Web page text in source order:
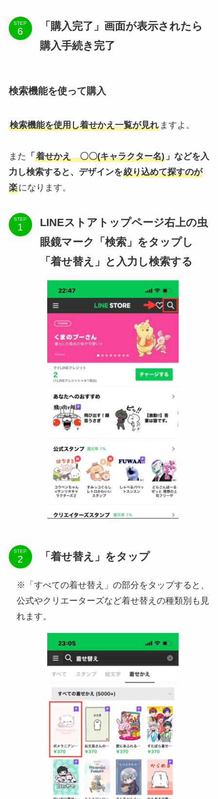
STEP
「購入完了」画面が表示されたら
購入手続き完了
検索機能を使って購入
検索機能を使用し着せかえ一覧が見れますよ。
また 「 着せかえ 〇〇(キャラクター名)」などを入
力し検索すると、デザインを絞り込めて探すのが
楽になります。
STEP
LINEストアトップページ右上の虫
眼鏡マーク「検索」をタップし
「着せ替え」と入力し検索する
STEP 「着せ替え」をタップ
※「すべての着せ替え」の部分をタップすると、
公式やクリエーターズなど着せ替えの種類別も見
れます。